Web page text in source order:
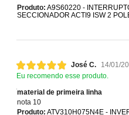
Produto: A9S60220 -
SECCIONADOR ACTI9 ISW 2
José C.
14/01/
Eu recomendo esse produto.
material de primeira linha
nota 10
Produto: ATV310H075N4E -